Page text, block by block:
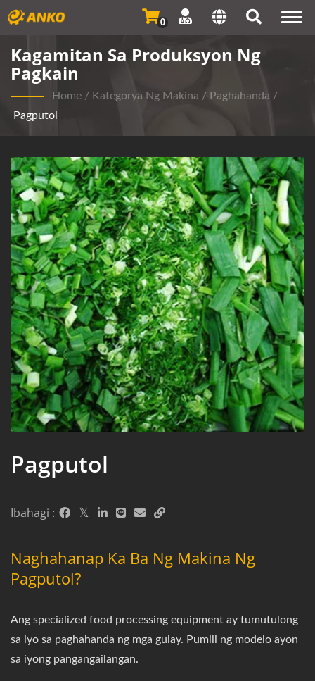
0
Kagamitan Sa Produksyon Ng
Pagkain
Home / Kategorya Ng Makina / Paghahanda /
Pagputol
Pagputol
Ibahagi :
Naghahanap Ka Ba Ng Makina Ng
Pagputol?
Ang specialized food processing equipment ay tumutulong
sa iyo sa paghahanda ng mga gulay. Pumili ng modelo ayon
sa iyong pangangailangan.